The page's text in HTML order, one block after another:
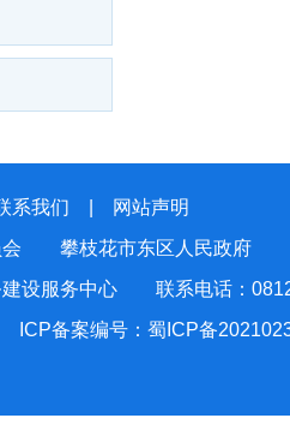
系我们
网站声明
会 攀枝花市东区人民政府
建设服务中心 联系电话：
ICP备案编号：蜀ICP备